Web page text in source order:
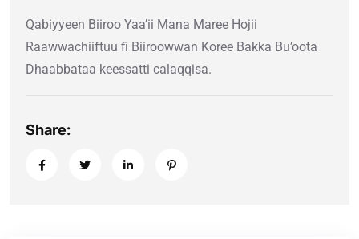
Qabiyyeen Biiroo Yaa’ii Mana Maree Hojii
Raawwachiiftuu fi Biiroowwan Koree Bakka Bu’oota
Dhaabbataa keessatti calaqqisa.
Share: